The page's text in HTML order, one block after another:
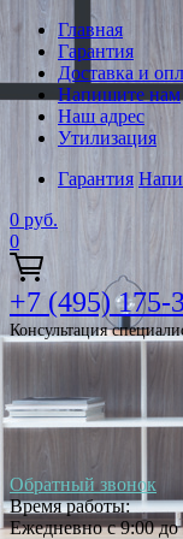
Главная
Гарантия
Доставка и
Напишите нам
Наш адрес
Утилизация
Гарантия
0 руб.
0
+7 (495) 175-
Консультация
Обратный звонок
Время работы:
Ежедневно с 9:00 до